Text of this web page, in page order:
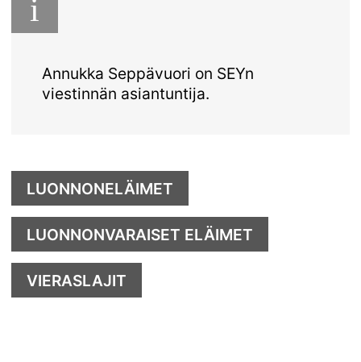
i
Annukka Seppävuori on SEYn
viestinnän asiantuntija.
LUONNONELÄIMET
LUONNONVARAISET ELÄIMET
VIERASLAJIT